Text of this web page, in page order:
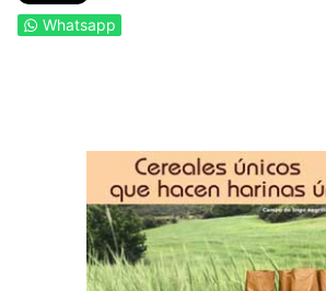
Whatsapp